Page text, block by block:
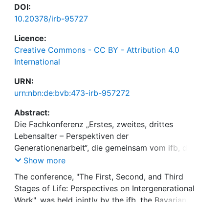
DOI:
10.20378/irb-95727
Licence:
Creative Commons - CC BY - Attribution 4.0
International
URN:
urn:nbn:de:bvb:473-irb-957272
Abstract:
Die Fachkonferenz „Erstes, zweites, drittes
Lebensalter – Perspektiven der
Generationenarbeit“, die gemeinsam vom ifb, dem
Bayerischen Staatsministerium für Arbeit und
Sozialordnung, Familie, Frauen und Gesundheit
(StMAS) und der Akademie für politische Bildung in
Tutzing veranstaltet wurde, fand unter reger
Show more
The conference, "The First, Second, and Third
Stages of Life: Perspectives on Intergenerational
Work", was held jointly by the ifb, the Bavarian